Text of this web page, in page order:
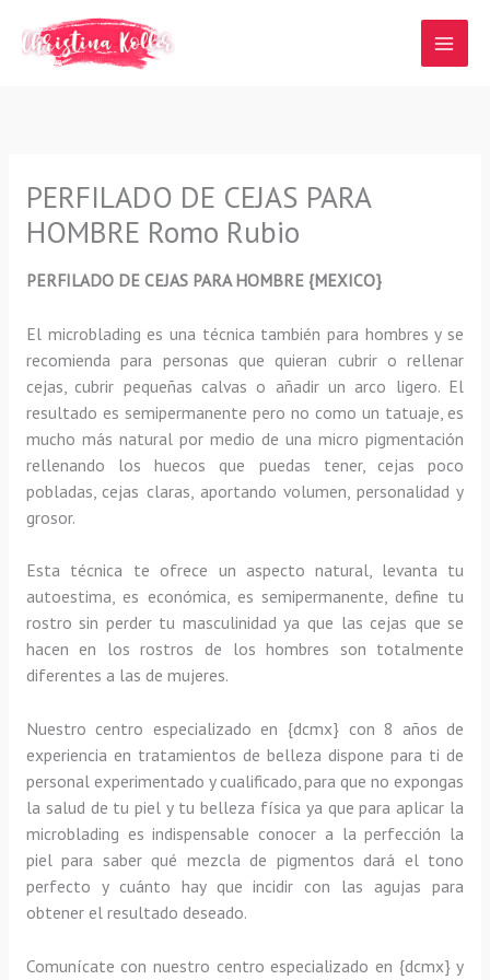
contenido
PERFILADO DE CEJAS PARA
HOMBRE Romo Rubio
PERFILADO DE CEJAS PARA HOMBRE {MEXICO}
El microblading es una técnica también para hombres y se
recomienda para personas que quieran cubrir o rellenar
cejas, cubrir pequeñas calvas o añadir un arco ligero.El
resultado es semipermanente pero no como un tatuaje, es
mucho más natural por medio de una micro pigmentación
rellenando los huecos que puedas tener, cejas poco
pobladas, cejas claras, aportando volumen, personalidad y
grosor.
Esta técnica te ofrece un aspecto natural, levanta tu
autoestima, es económica, es semipermanente, define tu
rostro sin perder tu masculinidad ya que las cejas que se
hacen en los rostros de los hombres son totalmente
diferentes a las de mujeres.
Nuestro centro especializado en {dcmx} con 8 años de
experiencia en tratamientos de belleza dispone para ti de
personal experimentado y cualificado, para que no expongas
la salud de tu piel y tu belleza física ya que para aplicar la
microblading es indispensable conocer a la perfección la
piel para saber qué mezcla de pigmentos dará el tono
perfecto y cuánto hay que incidir con las agujas para
obtener el resultado deseado.
Comunícate con nuestro centro especializado en {dcmx} y